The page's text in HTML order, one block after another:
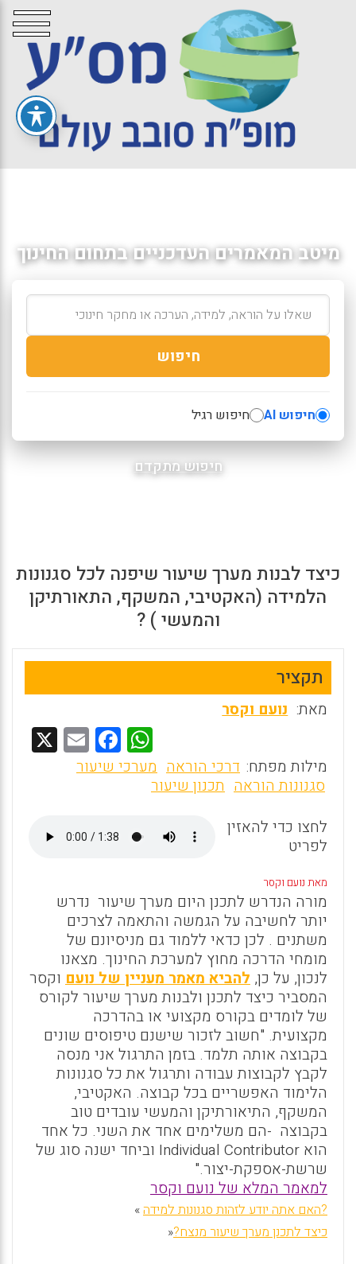
מיטב המאמרים העדכניים בתחום החינוך
חיפוש
חיפוש AI חיפוש רגיל
חיפוש מתקדם
כיצד לבנות מערך שיעור שיפנה לכל סגנונות
הלמידה (האקטיבי, המשקף, התאורתיקן
והמעשי ) ?
תקציר
מאת: נועם וקסר
W
h
A
p
F
a
o
k
E
m מילות מפתח: דרכי הוראה מערכי שיעור
סגנונות הוראה תכנון שיעור
לחצו כדי להאזין
לפריט
מאת נועם וקסר
מורה הנדרש לתכנן היום מערך שיעור נדרש
יותר לחשיבה על הגמשה והתאמה לצרכים
משתנים . לכן כדאי ללמוד גם מניסיונם של
מומחי הדרכה מחוץ למערכת החינוך. מצאנו
לנכון, על כן, להביא מאמר מעניין של נועם וקסר
המסביר כיצד לתכנן ולבנות מערך שיעור לקורס
של לומדים בקורס מקצועי או בהדרכה
מקצועית. "חשוב לזכור שישנם טיפוסים שונים
בקבוצה אותה תלמד. בזמן התרגול אני מנסה
לקבץ לקבוצות עבודה ותרגול את כל סגנונות
הלימוד האפשריים בכל קבוצה. האקטיבי,
המשקף, התיאורתיקן והמעשי עובדים טוב
בקבוצה -הם משלימים אחד את השני. כל אחד
הוא Individual Contributor וביחד ישנה סוג של
שרשת-אספקת-יצור.
"
למאמר המלא של נועם וקסר
«האם אתה יודע לזהות סגנונות למידה?
כיצד לתכנן מערך שיעור מנצח?
»